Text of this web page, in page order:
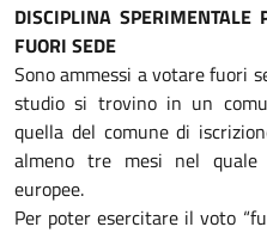
DISCIPLINA SPERIMENTALE
FUORI SEDE
Sono ammessi a votare fuori
studio si trovino in un
quella del comune di
almeno tre mesi nel
europee.
Per poter esercitare il voto